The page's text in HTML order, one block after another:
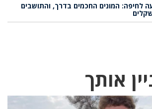
לחיפה: המונים החכמים בדרך, והתושבים
אותך